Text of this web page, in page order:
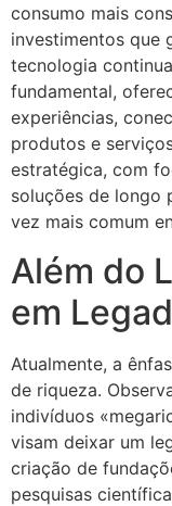
consumo mais
investimentos que
tecnologia
fundamental,
experiências,
produtos e
estratégica, com
soluções de longo
vez mais comum
Além do
em
Atualmente, a
de riqueza.
indivíduos
visam deixar um
criação de
pesquisas